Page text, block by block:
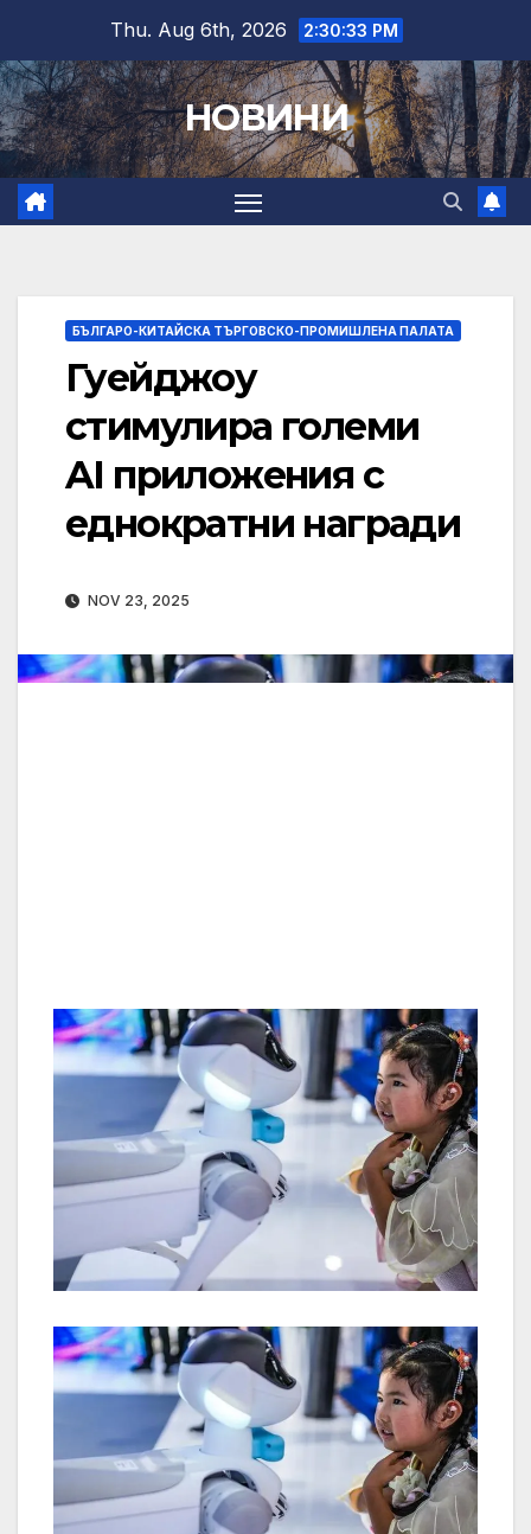
content
Thu. Aug 6th, 2026 2:30:35 PM
НОВИНИ
БЪЛГАРО-КИТАЙСКА ТЪРГОВСКО-ПРОМИШЛЕНА ПАЛАТА
Гуейджоу
стимулира големи
AI приложения с
еднократни награди
NOV 23, 2025